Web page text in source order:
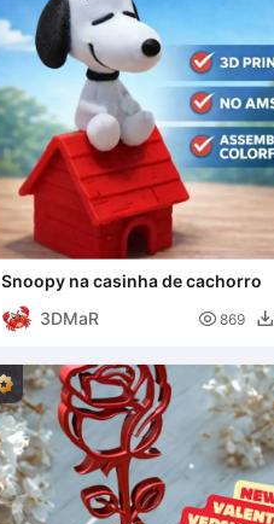
Snoopy na casinha de cachorro
3DMaR
 869 